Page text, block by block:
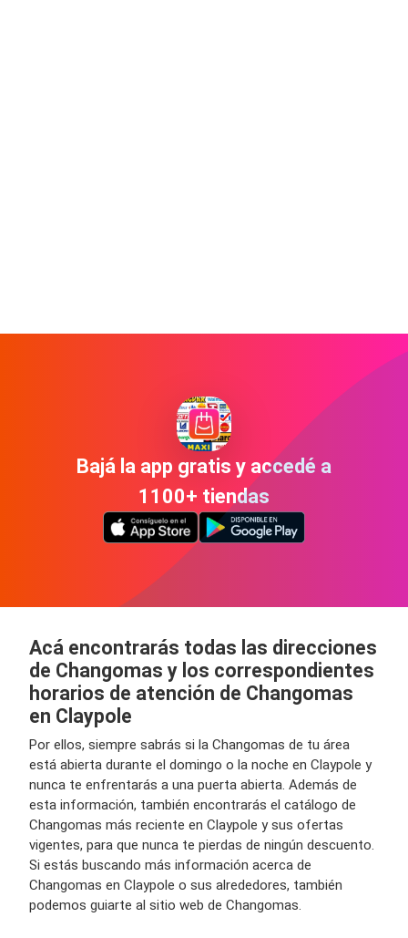
Bajá la app gratis y accedé a
1100+ tiendas
Acá encontrarás todas las direcciones
de Changomas y los correspondientes
horarios de atención de Changomas
en Claypole
Por ellos, siempre sabrás si la Changomas de tu área
está abierta durante el domingo o la noche en Claypole y
nunca te enfrentarás a una puerta abierta. Además de
esta información, también encontrarás el catálogo de
Changomas más reciente en Claypole y sus ofertas
vigentes, para que nunca te pierdas de ningún descuento.
Si estás buscando más información acerca de
Changomas en Claypole o sus alrededores, también
podemos guiarte al sitio web de Changomas.